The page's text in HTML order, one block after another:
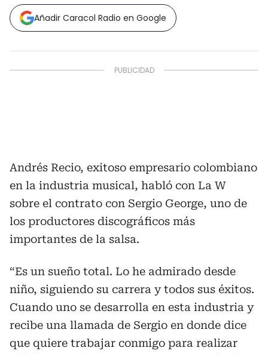
Añadir Caracol Radio en Google
Andrés Recio, exitoso empresario colombiano
en la industria musical, habló con La W
sobre el contrato con Sergio George, uno de
los productores discográficos más
importantes de la salsa.
“Es un sueño total. Lo he admirado desde
niño, siguiendo su carrera y todos sus éxitos.
Cuando uno se desarrolla en esta industria y
recibe una llamada de Sergio en donde dice
que quiere trabajar conmigo para realizar